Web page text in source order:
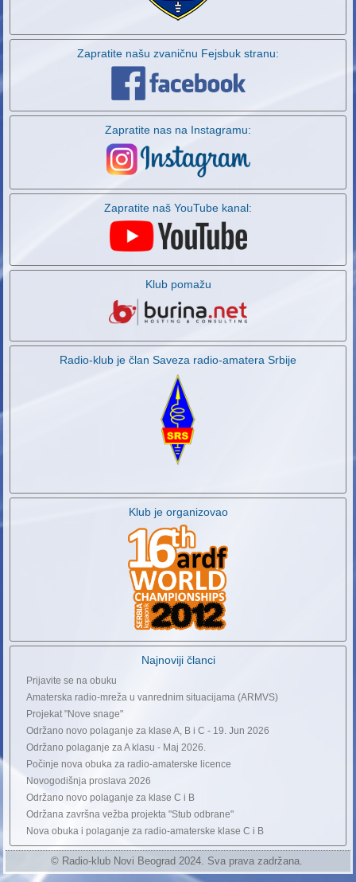
Zapratite našu zvaničnu Fejsbuk stranu:
Zapratite nas na Instagramu:
Zapratite naš YouTube kanal:
Klub pomažu
Radio-klub je član Saveza radio-amatera Srbije
Klub je organizovao
Najnoviji članci
Prijavite se na obuku
Amaterska radio-mreža u vanrednim situacijama (ARMVS)
Projekat "Nove snage"
Održano novo polaganje za klase A, B i C - 19. Jun 2026
Održano polaganje za A klasu - Maj 2026.
Počinje nova obuka za radio-amaterske licence
Novogodišnja proslava 2026
Održano novo polaganje za klase C i B
Održana završna vežba projekta "Stub odbrane"
Nova obuka i polaganje za radio-amaterske klase C i B
© Radio-klub Novi Beograd 2024. Sva prava zadržana.